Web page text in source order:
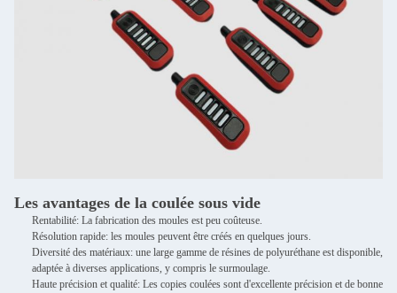
Les avantages de la coulée sous vide
Rentabilité: La fabrication des moules est peu coûteuse.
Résolution rapide: les moules peuvent être créés en quelques jours.
Diversité des matériaux: une large gamme de résines de polyuréthane est disponible,
adaptée à diverses applications, y compris le surmoulage.
Haute précision et qualité: Les copies coulées sont d'excellente précision et de bonne